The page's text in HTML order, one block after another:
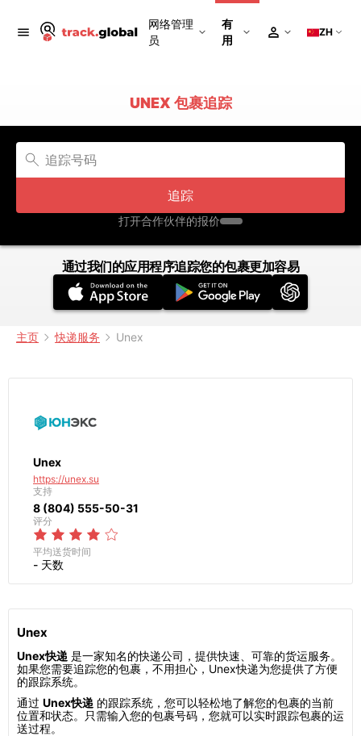
网络管理
员
有
用
ZH
UNEX 包裹追踪
追踪
打开合作伙伴的报价
通过我们的应用程序追踪您的包裹更加容易
主页 快递服务 Unex
Unex
https://unex.su
支持
8 (804) 555-50-31
评分
平均送货时间
- 天数
Unex
Unex快递 是一家知名的快递公司，提供快速、可靠的货运服务。
如果您需要追踪您的包裹，不用担心，Unex快递为您提供了方便
的跟踪系统。
通过 Unex快递 的跟踪系统，您可以轻松地了解您的包裹的当前
位置和状态。只需输入您的包裹号码，您就可以实时跟踪包裹的运
送过程。